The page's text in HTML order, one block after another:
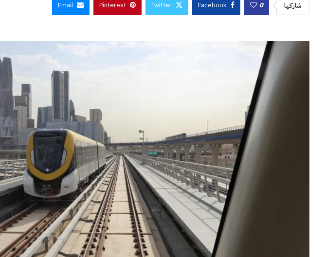
شاركها 0
Facebook
Twitter
Pinterest
Email